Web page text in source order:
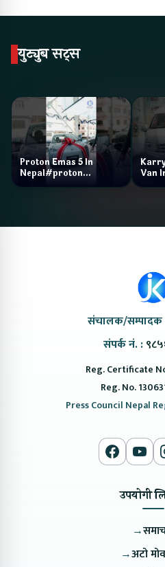
युट्युब सट्स
Proton Emas 5 In
Nepal#proton
Van
संचालक/सम्पादक
संपर्क नं. :
Reg. Certificate
Reg. No.
Press Council Nepal
उपयोगी
→
→अटो